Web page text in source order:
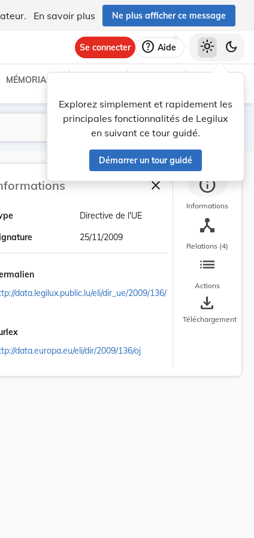
En savoir plus Ne plus afficher ce message
Se connecter help Aide
Explorez simplement et rapidement les
principales fonctionnalités de Legilux
en suivant ce tour guidé.
Démarrer un tour guidé
light_mode dark_mode
MÉMORIAL C
Lancer la recherche
Filtres
du texte
closeFermer la barre
Directive de l'UE
25/11/2009
data.legilux.public.lu/eli/dir_ue/2009/136/
data.europa.eu/eli/dir/2009/136/oj
info
Informations
device_hub
Relations (4)
list
Actions
save_alt
Téléchargement